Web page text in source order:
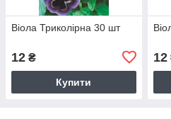
Віола Триколірна 30 шт
12 ₴
Купити
12